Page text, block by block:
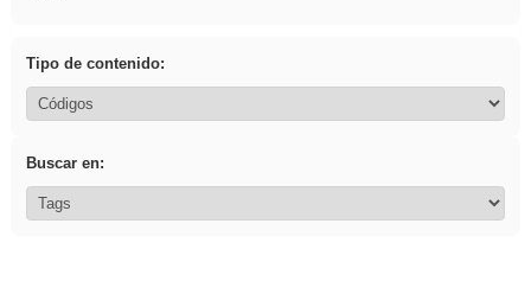
Tipo de contenido:
Buscar en: